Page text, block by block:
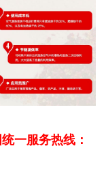
一服务热线：